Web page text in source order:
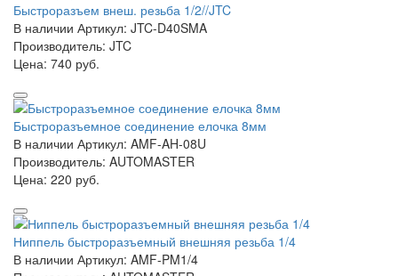
Быстроразъем внеш. резьба 1/2//JTC
В наличии Артикул: JTC-D40SMA
Производитель: JTC
Цена: 740 руб.
Быстроразъемное соединение елочка 8мм
В наличии Артикул: AMF-AH-08U
Производитель: AUTOMASTER
Цена: 220 руб.
Ниппель быстроразъемный внешняя резьба 1/4
В наличии Артикул: AMF-PM1/4